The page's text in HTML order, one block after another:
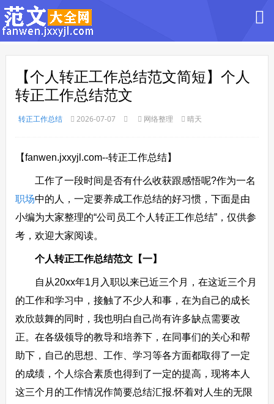
【个人转正工作总结范文简短】个人
转正工作总结范文
转正工作总结 2026-07-07 网络整理 晴天
【fanwen.jxxyjl.com--转正工作总结】
工作了一段时间是否有什么收获跟感悟呢?作为一名
职场中的人，一定要养成工作总结的好习惯，下面是由
小编为大家整理的“公司员工个人转正工作总结”，仅供参
考，欢迎大家阅读。
个人转正工作总结范文【一】
自从20xx年1月入职以来已近三个月，在这近三个月
的工作和学习中，接触了不少人和事，在为自己的成长
欢欣鼓舞的同时，我也明白自己尚有许多缺点需要改
正。在各级领导的教导和培养下，在同事们的关心和帮
助下，自己的思想、工作、学习等各方面都取得了一定
的成绩，个人综合素质也得到了一定的提高，现将本人
这三个月的工作情况作简要总结汇报.怀着对人生的无限